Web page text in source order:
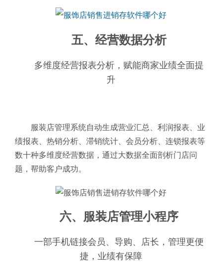
五、经营数据分析
多维度经营报表分析，赋能商家业绩全面提
升
服装店管理系统自动生成营业汇总、利润报表、业
绩报表、热销分析、滞销统计、会员分析、连锁报表等
数十种多维度经营数据，通过大数据全面剖析门店问
题，帮助客户成功。
六、服装店管理小程序
一部手机链接会员、导购、店长，管理更便
捷，业绩有保障